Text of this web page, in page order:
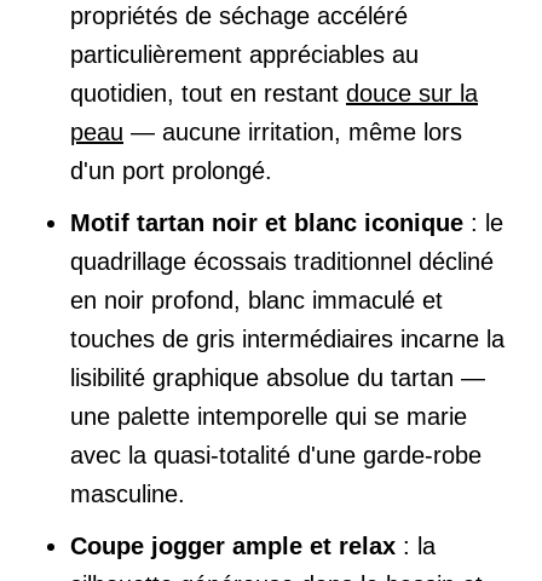
propriétés de séchage accéléré
particulièrement appréciables au
quotidien, tout en restant douce sur la
peau — aucune irritation, même lors
d'un port prolongé.
Motif tartan noir et blanc iconique : le
quadrillage écossais traditionnel décliné
en noir profond, blanc immaculé et
touches de gris intermédiaires incarne la
lisibilité graphique absolue du tartan —
une palette intemporelle qui se marie
avec la quasi-totalité d'une garde-robe
masculine.
Coupe jogger ample et relax : la